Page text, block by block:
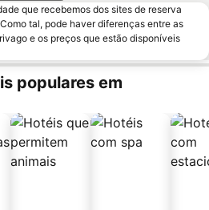
que recebemos dos sites de reserva
tal, pode haver diferenças entre as
e os preços que estão disponíveis
populares em